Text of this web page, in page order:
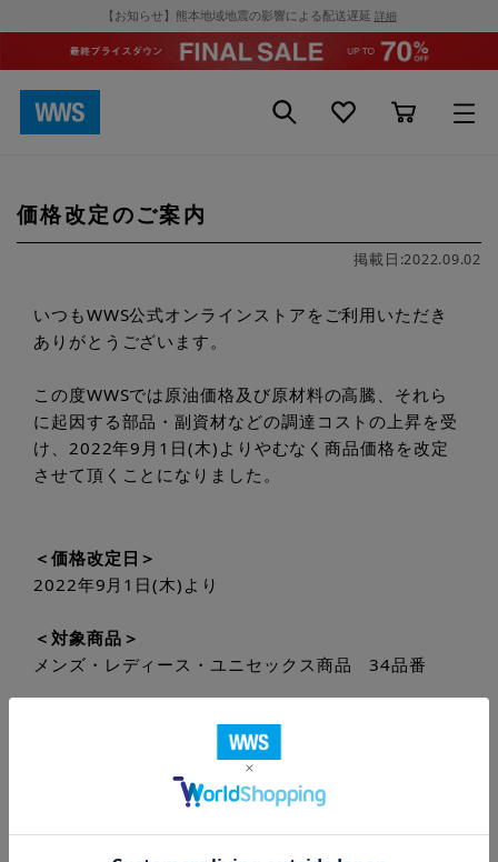
【お知らせ】熊本地域地震の影響による配送遅延 詳細
価格改定のご案内
掲載日:2022.09.02
いつもWWS公式オンラインストアをご利用いただき
ありがとうございます。
この度WWSでは原油価格及び原材料の高騰、それら
に起因する部品・副資材などの調達コストの上昇を受
け、2022年9月1日(木)よりやむなく商品価格を改定
させて頂くことになりました。
＜価格改定日＞
2022年9月1日(木)より
＜対象商品＞
メンズ・レディース・ユニセックス商品 34品番
ご理解いただきますようよろしくお願いいたします。